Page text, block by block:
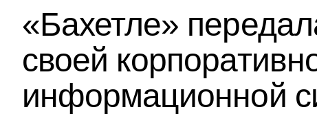
«Бахетле»
своей
информационной